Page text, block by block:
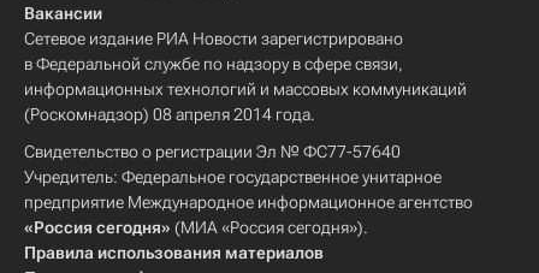
Вакансии
Сетевое издание РИА Новости зарегистрировано
в Федеральной службе по надзору в сфере связи,
информационных технологий и массовых коммуникаций
(Роскомнадзор) 08 апреля 2014 года.
Свидетельство о регистрации Эл № ФС77-57640
Учредитель: Федеральное государственное унитарное
предприятие Международное информационное агентство
«Россия сегодня» (МИА «Россия сегодня»).
Правила использования материалов